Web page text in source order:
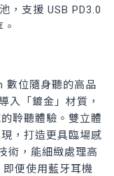
，支援 USB PD3.0
數位隨身聽的高品
入「鍍金」材質，
聆聽體驗。雙立體
，打造更具臨場感
術，能細緻處理高
便使用藍牙耳機